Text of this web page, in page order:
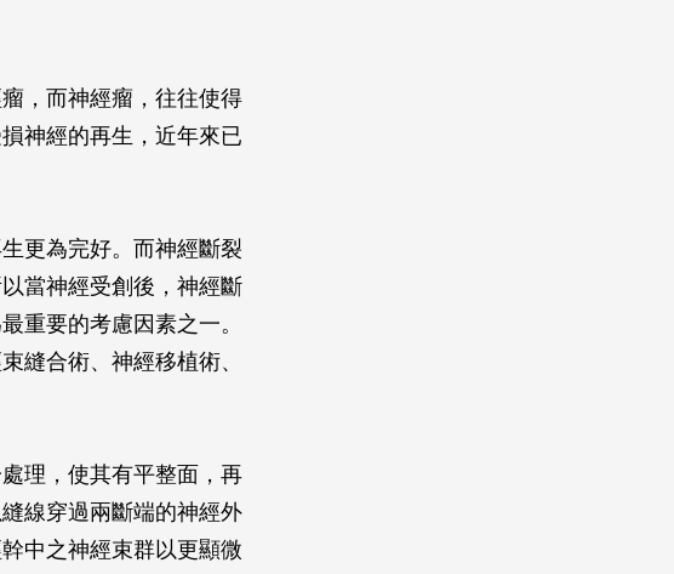
，而神經瘤，往往使得
神經的再生，近年來已
更為完好。而神經斷裂
當神經受創後，神經斷
重要的考慮因素之一。
縫合術、神經移植術、
理，使其有平整面，再
線穿過兩斷端的神經外
中之神經束群以更顯微